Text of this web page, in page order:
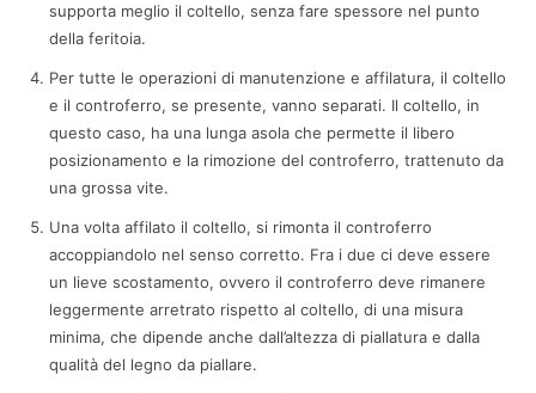
supporta meglio il coltello, senza fare spessore nel punto
della feritoia.
Per tutte le operazioni di manutenzione e affilatura, il coltello
e il controferro, se presente, vanno separati. Il coltello, in
questo caso, ha una lunga asola che permette il libero
posizionamento e la rimozione del controferro, trattenuto da
una grossa vite.
Una volta affilato il coltello, si rimonta il controferro
accoppiandolo nel senso corretto. Fra i due ci deve essere
un lieve scostamento, ovvero il controferro deve rimanere
leggermente arretrato rispetto al coltello, di una misura
minima, che dipende anche dall’altezza di piallatura e dalla
qualità del legno da piallare.